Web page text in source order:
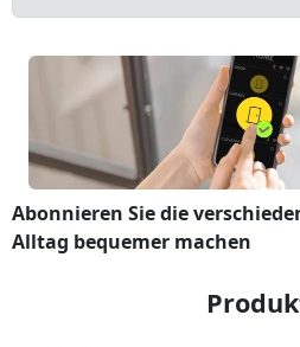
Abonnieren Sie die
Alltag bequemer machen